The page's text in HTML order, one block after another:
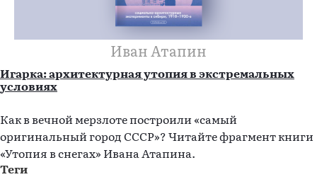
Иван Атапин
Игарка: архитектурная утопия в экстремальных
условиях
Как в вечной мерзлоте построили «самый
оригинальный город СССР»? Читайте фрагмент книги
«Утопия в снегах» Ивана Атапина.
Теги